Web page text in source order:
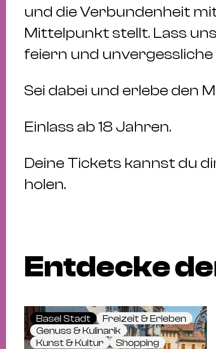
und die Verbundenheit
Mittelpunkt stellt. Lass
feiern und
Sei dabei und erlebe den
Einlass ab 18 Jahren.
Deine Tickets kannst du
holen.
Entdecke
Basel Stadt
Freizeit & Erleben
Genuss & Kulinarik
Kunst & Kultur
Shopping